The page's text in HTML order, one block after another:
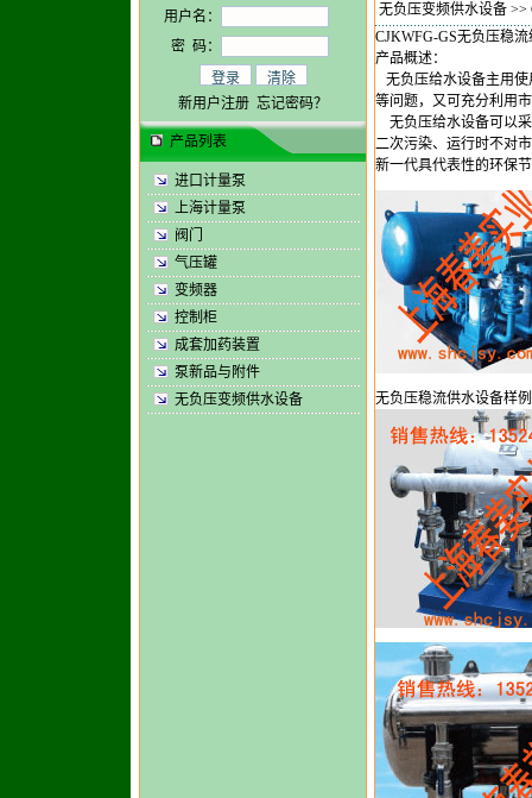
用户名：
密 码：
新用户注册 忘记密码？
产品列表
进口计量泵
上海计量泵
阀门
气压罐
变频器
控制柜
成套加药装置
泵新品与附件
无负压变频供水设备
无负压变频供水设备 >>
CJKWFG-GS无负压稳
产品概述：
无负压给水设备主用
等问题，又可充分利用
无负压给水设备可以
二次污染、运行时不对
新一代具代表性的环保
无负压稳流供水设备样